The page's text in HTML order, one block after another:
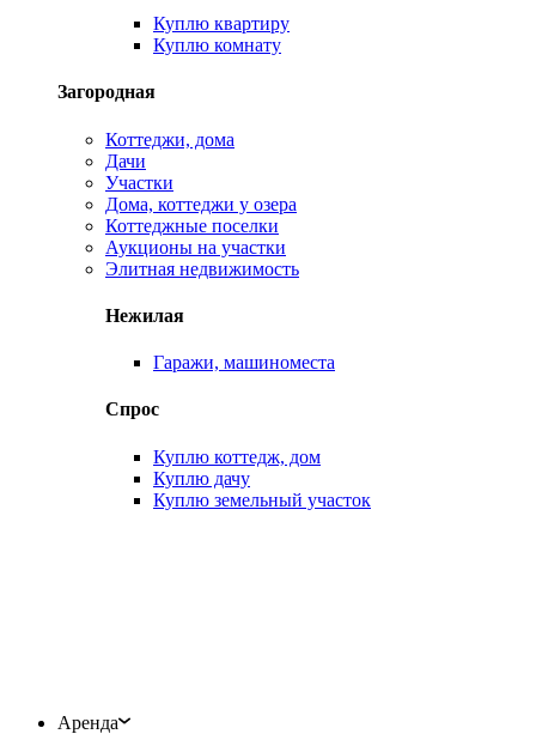
Куплю квартиру
Куплю комнату
Загородная
Коттеджи, дома
Дачи
Участки
Дома, коттеджи у озера
Коттеджные поселки
Аукционы на участки
Элитная недвижимость
Нежилая
Гаражи, машиноместа
Спрос
Куплю коттедж, дом
Куплю дачу
Куплю земельный участок
Аренда